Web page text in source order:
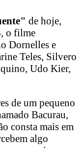
de hoje,
o filme
Dornelles e
Teles, Silvero
Udo Kier,
de um pequeno
Bacurau,
consta mais em
algo